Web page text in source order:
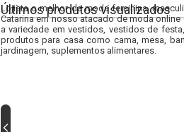
Últimos produtos visualizados
Lojista o melhor da moda feminina,
Catarina em nosso atacado de moda
a variedade em vestidos, vestidos de
produtos para casa como cama, mesa,
jardinagem, suplementos alimentares.